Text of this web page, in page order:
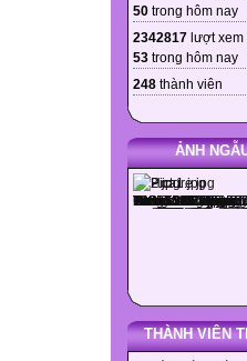
50 trong hôm nay
2342817 lượt xem
53 trong hôm nay
248 thành viên
ẢNH
THÀNH VIÊN